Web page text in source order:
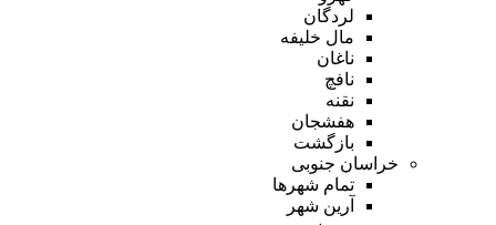
لردگان
مال خلیفه
ناغان
نافچ
نقنه
هفشجان
بازگشت
خراسان جنوبی
تمام شهر‌ها
آرین شهر